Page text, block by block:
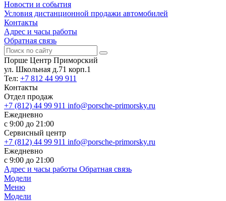
Новости и события
Условия дистанционной продажи автомобилей
Контакты
Адрес и часы работы
Обратная связь
Порше Центр Приморский
ул. Школьная д.71 корп.1
Тел: +7 812 44 99 911
Контакты
Отдел продаж
+7 (812) 44 99 911 info@porsche-primorsky.ru
Ежедневно
с 9:00 до 21:00
Сервисный центр
+7 (812) 44 99 911 info@porsche-primorsky.ru
Ежедневно
с 9:00 до 21:00
Адрес и часы работы Обратная связь
Модели
Меню
Модели